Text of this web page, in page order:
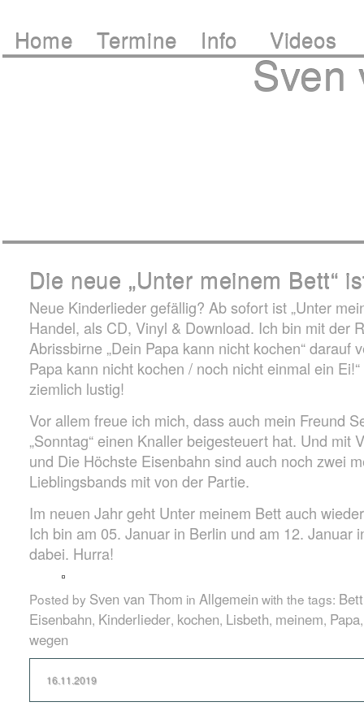
Sven
Home Termine Info Videos
Die neue „Unter meinem Bett“
Neue Kinderlieder gefällig? Ab sofort ist „Unter
Handel, als CD, Vinyl & Download. Ich bin mit der
Abrissbirne „Dein Papa kann nicht kochen“ darauf
Papa kann nicht kochen / noch nicht einmal ein Ei!“
ziemlich lustig!
Vor allem freue ich mich, dass auch mein Freund
„Sonntag“ einen Knaller beigesteuert hat. Und mit
und Die Höchste Eisenbahn sind auch noch zwei
Lieblingsbands mit von der Partie.
Im neuen Jahr geht Unter meinem Bett auch
Ich bin am 05. Januar in Berlin und am 12. Januar
dabei. Hurra!
Posted by Sven van Thom in Allgemein with the tags: Bett
Eisenbahn, Kinderlieder, kochen, Lisbeth, meinem, Papa
wegen
16.11.2019